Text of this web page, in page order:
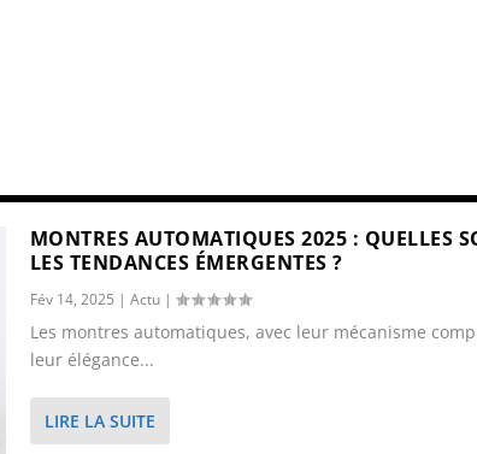
MONTRES AUTOMATIQUES 2025 : QUELLES
LES TENDANCES ÉMERGENTES ?
Fév 14, 2025 | Actu|
Les montres automatiques, avec leur mécanisme
leur élégance...
LIRE LA SUITE